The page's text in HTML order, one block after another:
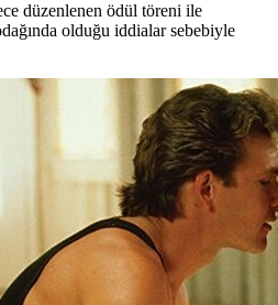
düzenlenen ödül töreni ile
olduğu iddialar sebebiyle